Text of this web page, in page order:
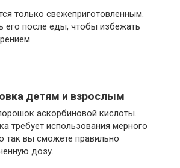
только свежеприготовленным.
его после еды, чтобы избежать
детям и взрослым
аскорбиновой кислоты.
требует использования мерного
так вы сможете правильно
дозу.